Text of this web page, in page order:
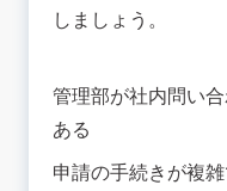
しましょう。
管理部が社内問い
ある
申請の手続きが複